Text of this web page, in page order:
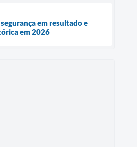
em resultado e
em 2026